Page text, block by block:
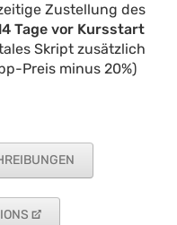
Zustellung des
Tage vor Kursstart
Skript zusätzlich
Preis minus 20%)